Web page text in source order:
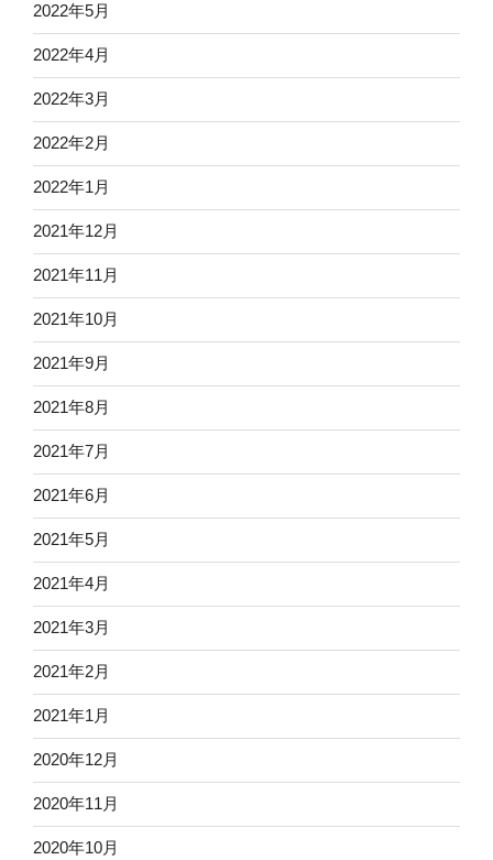
2022年5月
2022年4月
2022年3月
2022年2月
2022年1月
2021年12月
2021年11月
2021年10月
2021年9月
2021年8月
2021年7月
2021年6月
2021年5月
2021年4月
2021年3月
2021年2月
2021年1月
2020年12月
2020年11月
2020年10月